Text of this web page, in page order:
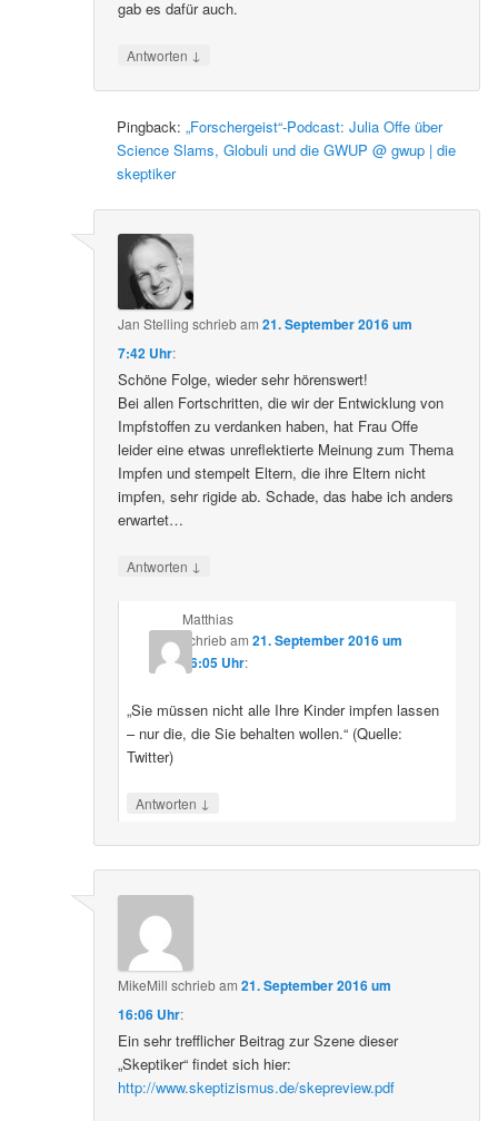
gab es dafür auch.
Antworten ↓
Pingback:„Forschergeist“-Podcast: Julia Offe über
Science Slams, Globuli und die GWUP @ gwup | die
skeptiker
Jan Stelling schriebam21. September 2016 um
7:42 Uhr:
Schöne Folge, wieder sehr hörenswert!
Bei allen Fortschritten, die wir der Entwicklung von
Impfstoffen zu verdanken haben, hat Frau Offe
leider eine etwas unreflektierte Meinung zum Thema
Impfen und stempelt Eltern, die ihre Eltern nicht
impfen, sehr rigide ab. Schade, das habe ich anders
erwartet…
Antworten ↓
Matthias
schriebam 21. September 2016 um
16:05 Uhr:
„Sie müssen nicht alle Ihre Kinder impfen lassen
– nur die, die Sie behalten wollen.“ (Quelle:
Twitter)
Antworten ↓
MikeMill schriebam21. September 2016 um
16:06 Uhr:
Ein sehr trefflicher Beitrag zur Szene dieser
„Skeptiker“ findet sich hier:
http://www.skeptizismus.de/skepreview.pdf